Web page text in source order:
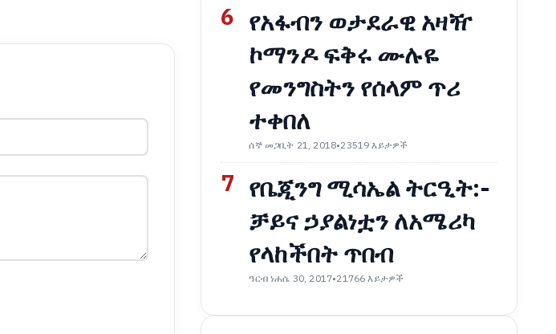
6 የአፋብን ወታደራዊ አዛዥ
ኮማንዶ ፍቅሩ ሙሉዬ
የመንግስትን የሰላም ጥሪ
ተቀበለ
ሰኞ መጋቢት 21, 2018•23519 እይታዎች
7 የቤጂንግ ሚሳኤል ትርዒት:-
ቻይና ኃያልነቷን ለአሜሪካ
የላከችበት ጥበብ
ዓርብ ነሐሴ 30, 2017•21766 እይታዎች